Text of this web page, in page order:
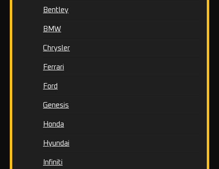
Bentley
BMW
Chrysler
Ferrari
Ford
Genesis
Honda
Hyundai
Infiniti